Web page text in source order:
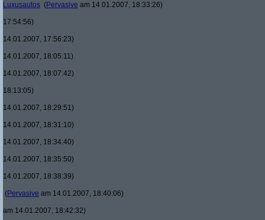
Luxusautos (Pervasive am 14.01.2007, 18:33:26)
17:54:56)
14.01.2007, 17:56:23)
14.01.2007, 18:05:11)
14.01.2007, 18:07:42)
18:13:05)
14.01.2007, 18:29:51)
14.01.2007, 18:31:10)
14.01.2007, 18:34:40)
14.01.2007, 18:35:50)
14.01.2007, 18:38:39)
(Pervasive am 14.01.2007, 18:40:06)
am 14.01.2007, 18:42:32)